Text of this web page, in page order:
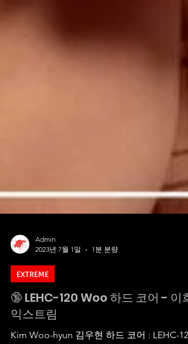
2023년 7월 1일
EXTREME
🔞 LEHC-120 Woo 하드 코어 - 이희
익스트림